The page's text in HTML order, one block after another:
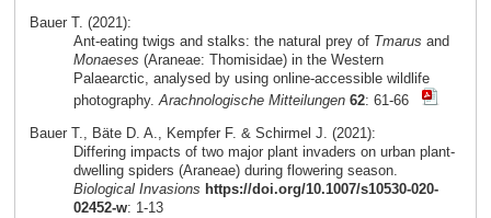
Bauer T. (2021):
Ant-eating twigs and stalks: the natural prey of Tmarus and
Monaeses (Araneae: Thomisidae) in the Western
Palaearctic, analysed by using online-accessible wildlife
photography.Arachnologische Mitteilungen 62: 61-66
Bauer T., Bäte D. A., Kempfer F. & Schirmel J. (2021):
Differing impacts of two major plant invaders on urban plant-
dwelling spiders (Araneae) during flowering season.
Biological Invasions https://doi.org/10.1007/s10530-020-
02452-w: 1-13